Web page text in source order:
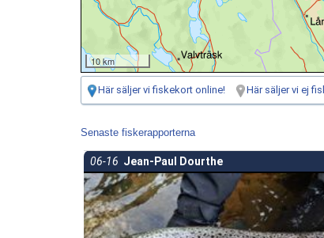
10 km
Här säljer vi fiskekort online! Här säljer vi ej
Senaste fiskerapporterna
06-16 Jean-Paul Dourthe